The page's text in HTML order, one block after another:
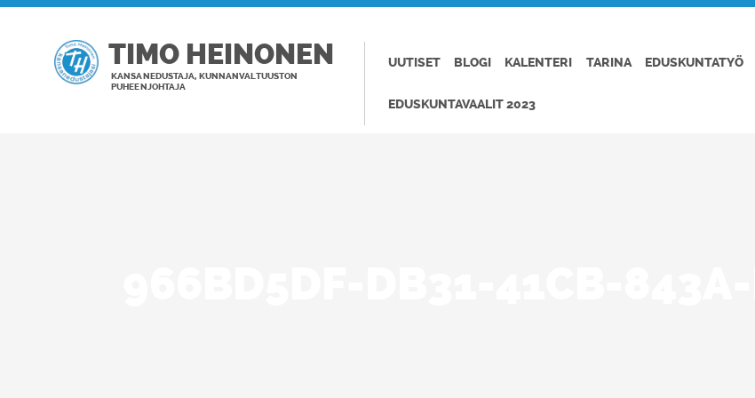
TIMO HEINONEN
KANSANEDUSTAJA, KUNNANVALTUUSTON
PUHEENJOHTAJA
UUTISET BLOGI KALENTERI TARINA EDUSKUNTATYÖ
EDUSKUNTAVAALIT 2023